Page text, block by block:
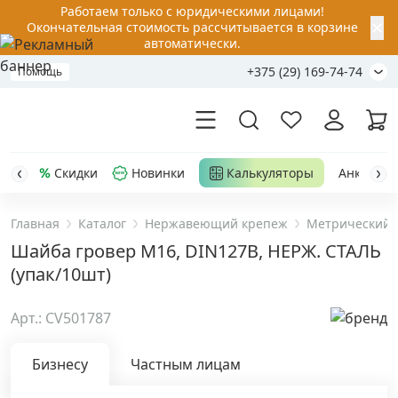
Работаем только с юридическими лицами!
Окончательная стоимость рассчитывается в корзине
автоматически.
Помощь +375 (29) 169-74-74
Акции
Распродажа
Уценка
Анкерная техника
Скидки Новинки Калькуляторы Анкер-
Главная Каталог Нержавеющий крепеж Метрический
Шайба гровер М16, DIN127B, НЕРЖ. СТАЛЬ
(упак/10шт)
Арт.: CV501787
Бизнесу Частным лицам